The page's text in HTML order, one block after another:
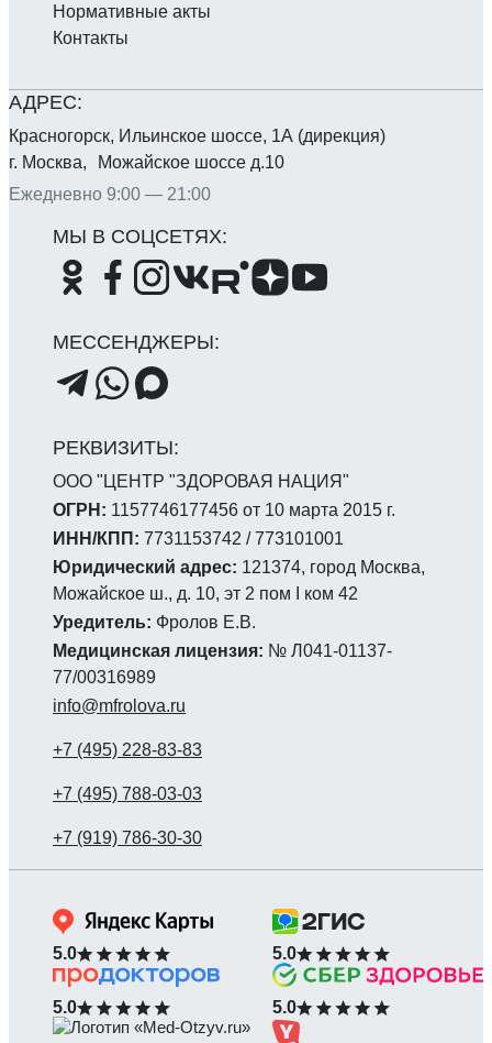
ООО "ЦЕНТР "ЗДОРОВАЯ НАЦИЯ"
ОГРН: 1157746177456 от 10 марта 2015 г.
ИНН/КПП: 7731153742 / 773101001
Юридический адрес: 121374, город Москва,
Можайское ш., д. 10, эт 2 пом I ком 42
Уредитель: Фролов Е.В.
Медицинская лицензия: № Л041-01137-
77/00316989
info@mfrolova.ru
Красногорск, Ильинское шоссе, 1А (дирекция)
г. Москва, Можайское шоссе д.10
Ежедневно 9:00 — 21:00
Нормативные акты
Контакты
5.0 5.0
5.0 5.0